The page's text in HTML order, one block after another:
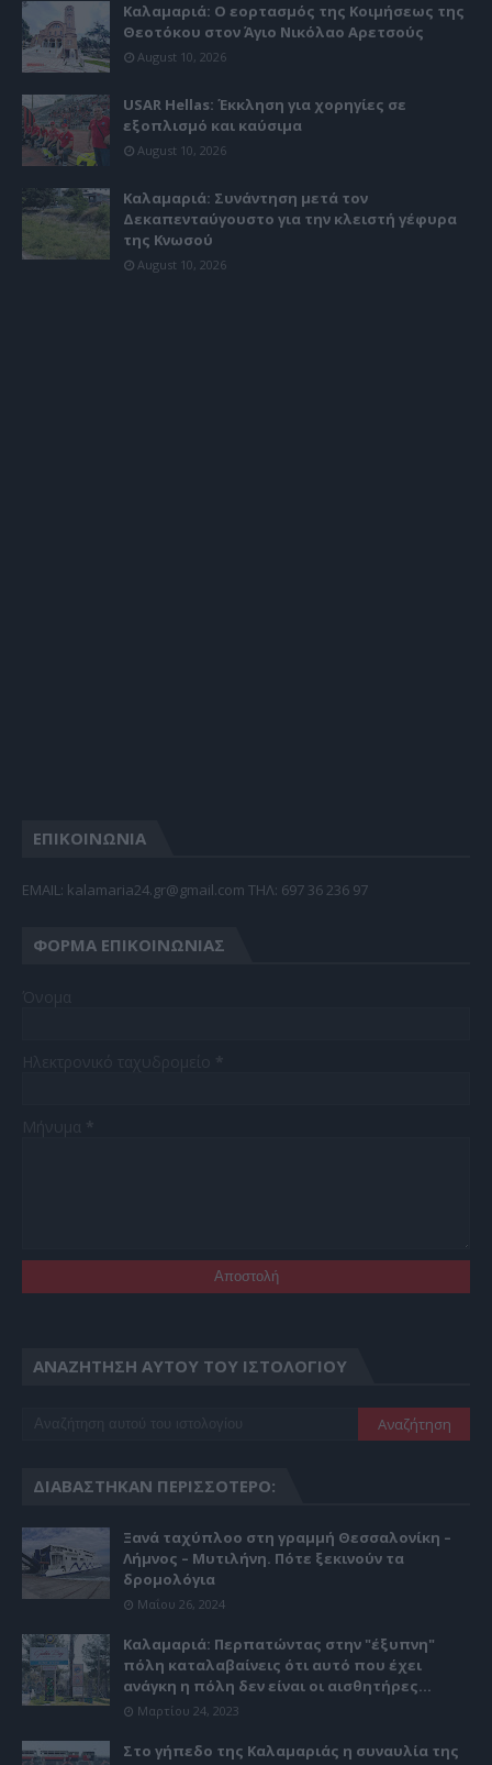
Καλαμαριά: Ο εορτασμός της Κοιμήσεως της
Θεοτόκου στον Άγιο Νικόλαο Αρετσούς
August 10, 2026
USAR Hellas: Έκκληση για χορηγίες σε
εξοπλισμό και καύσιμα
August 10, 2026
Καλαμαριά: Συνάντηση μετά τον
Δεκαπενταύγουστο για την κλειστή γέφυρα
της Κνωσού
August 10, 2026
ΕΠΙΚΟΙΝΩΝΙΑ
EMAIL: kalamaria24.gr@gmail.com TΗΛ: 697 36 236 97
ΦΌΡΜΑ ΕΠΙΚΟΙΝΩΝΊΑΣ
ΑΝΑΖΉΤΗΣΗ ΑΥΤΟΎ ΤΟΥ ΙΣΤΟΛΟΓΊΟΥ
ΔΙΑΒΆΣΤΗΚΑΝ ΠΕΡΙΣΣΌΤΕΡΟ:
Ξανά ταχύπλοο στη γραμμή Θεσσαλονίκη –
Λήμνος – Μυτιλήνη. Πότε ξεκινούν τα
δρομολόγια
Μαΐου 26, 2024
Καλαμαριά: Περπατώντας στην "έξυπνη"
πόλη καταλαβαίνεις ότι αυτό που έχει
ανάγκη η πόλη δεν είναι οι αισθητήρες...
Μαρτίου 24, 2023
Στο γήπεδο της Καλαμαριάς η συναυλία της